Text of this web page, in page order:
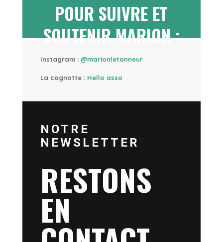
POUR SUIVRE ET
SOUTENIR MARION :
Instagram : @marionletanneur
La cagnotte : Hello asso
NOTRE
NEWSLETTER
RESTONS
EN